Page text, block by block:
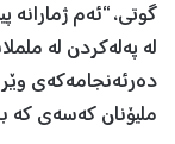
گوتی، “ئەم
لە پەلەکردن لە
دەرئەنجامەکەی
ملیۆنان کەسەی کە